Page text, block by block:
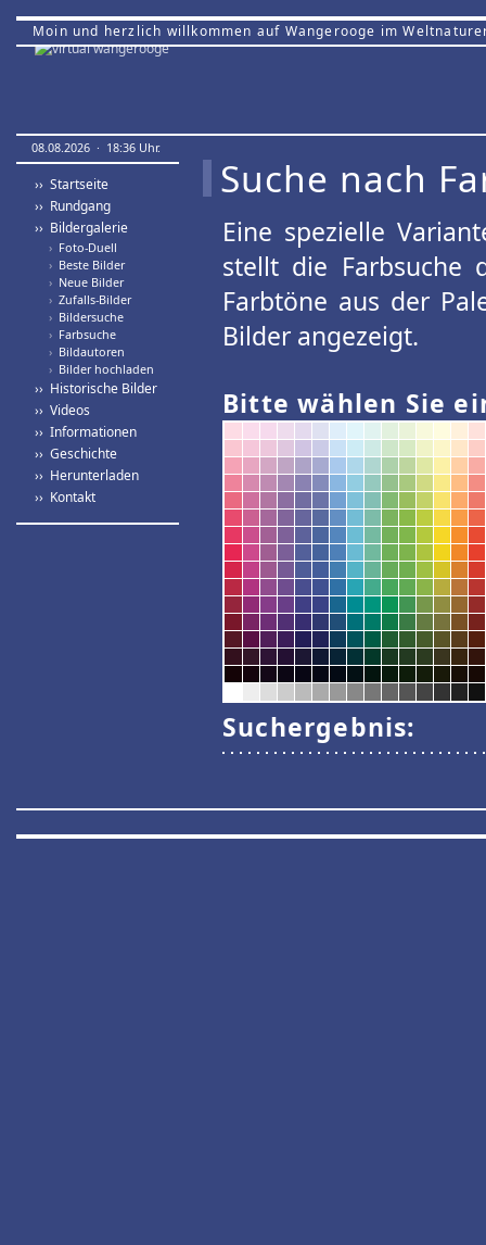
Moin und herzlich willkommen auf Wangerooge im
08.08.2026 · 18:36 Uhr.
›› Startseite
›› Rundgang
›› Bildergalerie
› Foto-Duell
› Beste Bilder
› Neue Bilder
› Zufalls-Bilder
› Bildersuche
› Farbsuche
› Bildautoren
› Bilder hochladen
›› Historische Bilder
›› Videos
›› Informationen
›› Geschichte
›› Herunterladen
›› Kontakt
Suche nach
Eine spezielle
stellt die Farbsuche
Farbtöne aus der
Bilder angezeigt.
Bitte wählen Sie
Suchergebnis: